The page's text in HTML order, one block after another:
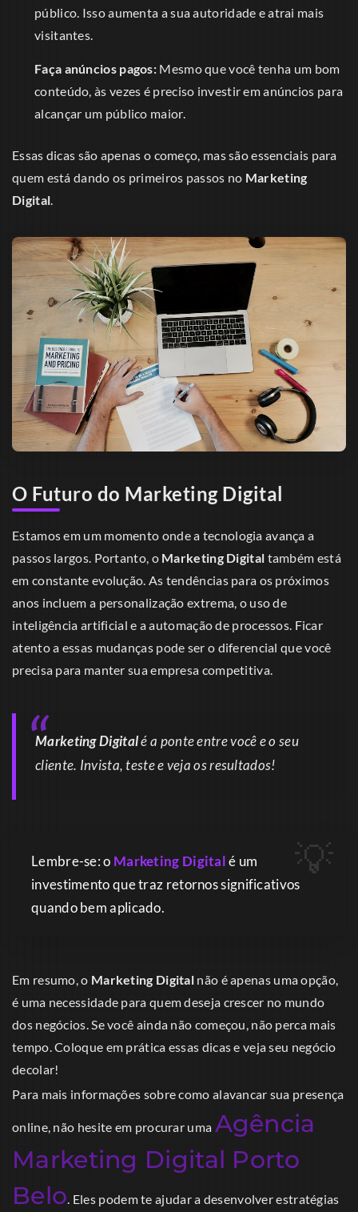
público. Isso aumenta a sua autoridade e atrai mais
visitantes.
Faça anúncios pagos: Mesmo que você tenha um bom
conteúdo, às vezes é preciso investir em anúncios para
alcançar um público maior.
Essas dicas são apenas o começo, mas são essenciais para
quem está dando os primeiros passos no Marketing
Digital.
O Futuro do Marketing Digital
Estamos em um momento onde a tecnologia avança a
passos largos. Portanto, o Marketing Digital também está
em constante evolução. As tendências para os próximos
anos incluem a personalização extrema, o uso de
inteligência artificial e a automação de processos. Ficar
atento a essas mudanças pode ser o diferencial que você
precisa para manter sua empresa competitiva.
Marketing Digitalé a ponte entre você e o seu
cliente. Invista, teste e veja os resultados!
Lembre-se: o Marketing Digitalé um
investimento que traz retornos significativos
quando bem aplicado.
Em resumo, o Marketing Digital não é apenas uma opção,
é uma necessidade para quem deseja crescer no mundo
dos negócios. Se você ainda não começou, não perca mais
tempo. Coloque em prática essas dicas e veja seu negócio
decolar!
Para mais informações sobre como alavancar sua presença
online, não hesite em procurar uma Agência
Marketing Digital Porto
Belo. Eles podem te ajudar a desenvolver estratégias